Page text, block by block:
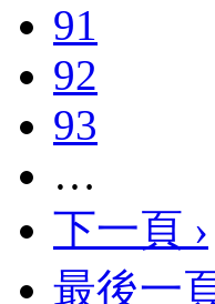
91
92
93
…
下一頁 ›
最後一